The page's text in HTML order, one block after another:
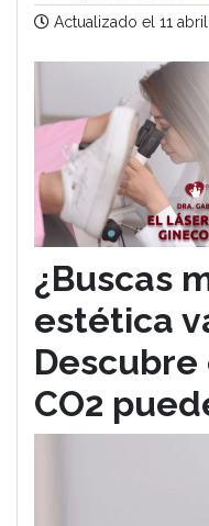
Actualizado el 11
¿Buscas
estética
CO2